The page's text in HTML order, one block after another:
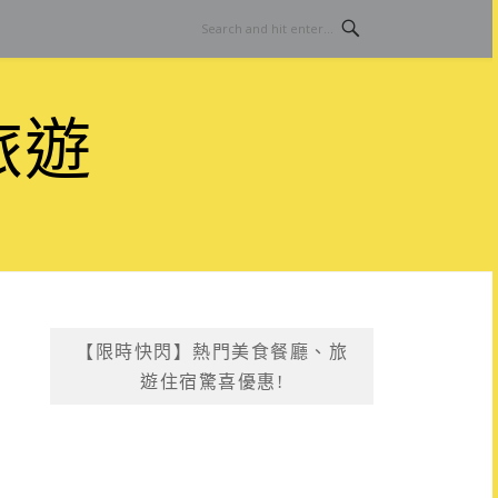
遊
【限時快閃】熱門美食餐廳、旅
遊住宿驚喜優惠!